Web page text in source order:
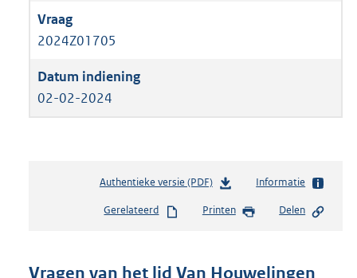
2024Z01705
02-02-2024
Authentieke versie (PDF)b
s
n
Informatie
Gerelateerd Printen Delen
Vragen van het lid Van Houwelingen